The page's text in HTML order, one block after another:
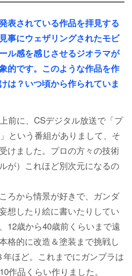
されている作品を拝見する
事にウェザリングされたモビ
ル感を感じさせるジオラマが
的です。このような作品を作
は？いつ頃から作られていま
前に、CSデジタル放送で「プ
という番組がありまして、そ
けました。プロの方々の技術
が）これほど別次元になるの
ろから情景が好きで、ガンダ
想したり絵に書いたりしてい
12歳から40歳前くらいまで遠
格的に改造＆塗装まで挑戦し
ほど。これまでにガンプラは
作品くらい作りました。